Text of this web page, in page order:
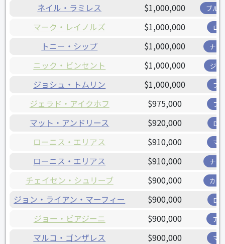
ネイル・ラミレス $1,000,000 ブル
マーク・レイノルズ $1,000,000 ロ
トニー・シップ $1,000,000 ナシ
ニック・ビンセント $1,000,000 ジャ
ジョシュ・トムリン $1,000,000 ブ
ジェラド・アイクホフ $975,000 フ
マット・アンドリース $920,000 D
ローニス・エリアス $910,000 マ
ローニス・エリアス $910,000 ナシ
チェイセン・シュリーブ $900,000 カー
ジョン・ライアン・マーフィー $900,000 D
ジョー・ビアジーニ $900,000 ア
マルコ・ゴンザレス $900,000 マ